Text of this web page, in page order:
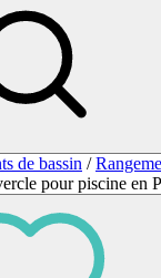
de bassin /
pour piscine en